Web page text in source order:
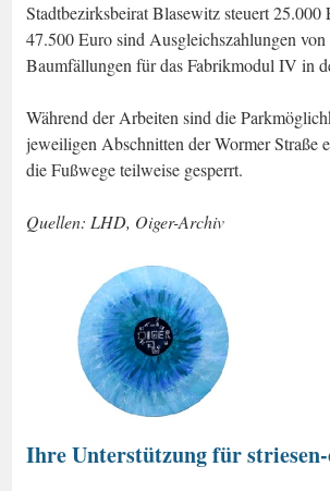
Stadtbezirksbeirat Blasewitz steuert 25.000
47.500 Euro sind Ausgleichszahlungen
Baumfällungen für das Fabrikmodul IV in
Während der Arbeiten sind die
jeweiligen Abschnitten der Wormer Straße
die Fußwege teilweise gesperrt.
Quellen: LHD, Oiger-Archiv
Ihre Unterstützung für